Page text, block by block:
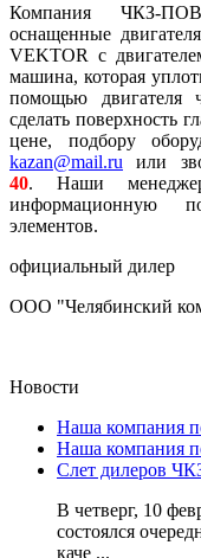
Компания ЧКЗ-
оснащенные
VEKTOR с
машина, которая
помощью двигателя
сделать поверхность
цене, подбору
kazan@mail.ru или
40. Наши
информационную
элементов.
официальный дилер
ООО "Челябинский
Новости
Наша компания
Наша компания
Слет дилеров
В четверг, 10
состоялся
каче ...